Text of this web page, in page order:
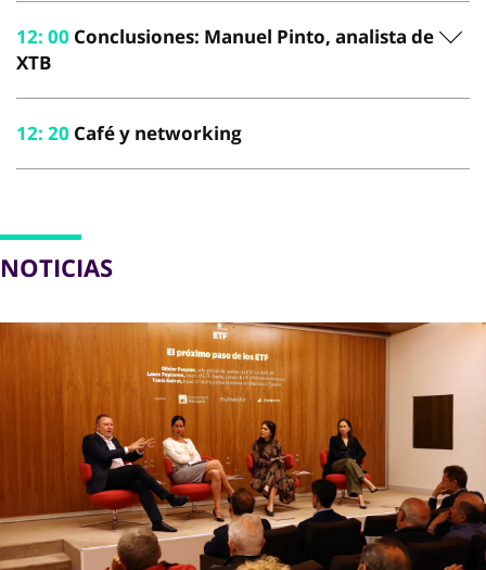
12: 00 Conclusiones: Manuel Pinto, analista de
XTB
12: 20 Café y networking
NOTICIAS